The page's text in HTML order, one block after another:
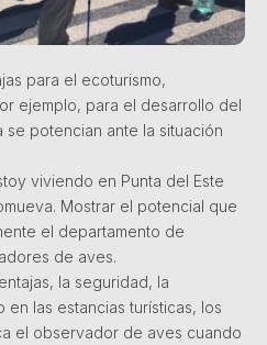
para el ecoturismo,
ejemplo, para el desarrollo del
se potencian ante la situación
viviendo en Punta del Este
Mostrar el potencial que
el departamento de
de aves.
la seguridad, la
en las estancias turísticas, los
el observador de aves cuando